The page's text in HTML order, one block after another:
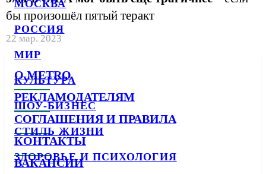
МОСКВА
РОССИЯ
МИР
КУЛЬТУРА
ШОУ-БИЗНЕС
СТИЛЬ ЖИЗНИ
ЗДОРОВЬЕ И ПСИХОЛОГИЯ
бы произошёл пятый теракт
22 мар. 2023
О METRO
РЕКЛАМОДАТЕЛЯМ
СОГЛАШЕНИЯ И ПРАВИЛА
КОНТАКТЫ
ВАКАНСИИ